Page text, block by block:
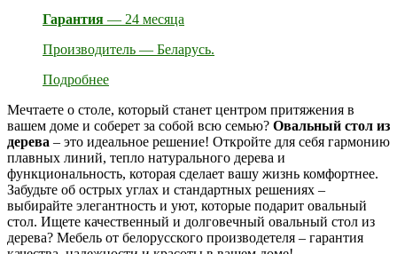
Гарантия — 24 месяца
Производитель — Беларусь.
Подробнее
Мечтаете о столе, который станет центром притяжения в
вашем доме и соберет за собой всю семью? Овальный стол из
дерева – это идеальное решение! Откройте для себя гармонию
плавных линий, тепло натурального дерева и
функциональность, которая сделает вашу жизнь комфортнее.
Забудьте об острых углах и стандартных решениях –
выбирайте элегантность и уют, которые подарит овальный
стол. Ищете качественный и долговечный овальный стол из
дерева? Мебель от белорусского производетеля – гарантия